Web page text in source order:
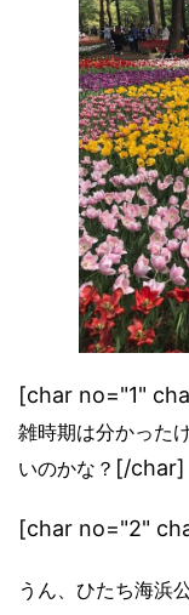
[char no="1"
雑時期は分かった
いのかな？ [/char]
[char no="2"
うん、ひたち海浜